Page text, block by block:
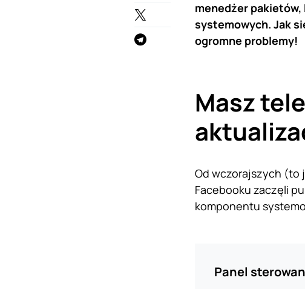
menedżer
systemowych. Jak
ogromne problemy!
Masz
Od wczorajszych (to
Facebooku zaczęli
komponentu
Panel